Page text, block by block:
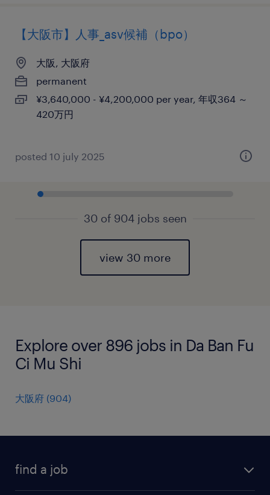
【大阪市】人事_asv候補（bpo）
大阪, 大阪府
permanent
¥3,640,000 - ¥4,200,000 per year, 年収364 ～
420万円
posted 10 july 2025
30 of 904 jobs seen
view 30 more
Explore over 896 jobs in Da Ban Fu
Ci Mu Shi
大阪府 (904)
find a job